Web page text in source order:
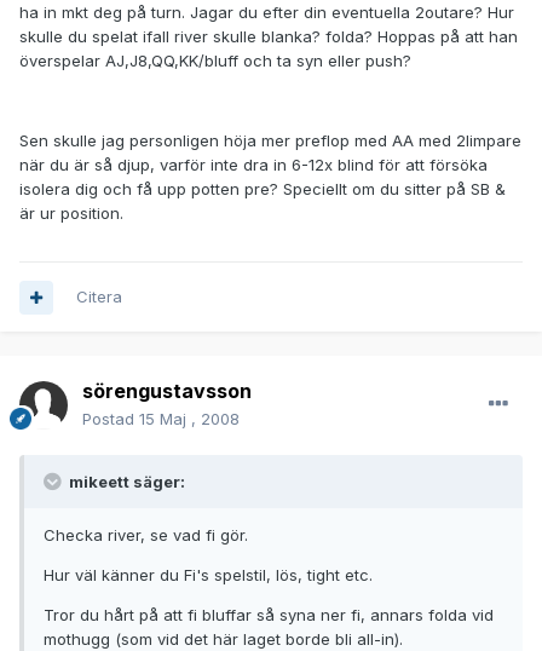
ha in mkt deg på turn. Jagar du efter din eventuella 2outare? Hur
skulle du spelat ifall river skulle blanka? folda? Hoppas på att han
överspelar AJ,J8,QQ,KK/bluff och ta syn eller push?
Sen skulle jag personligen höja mer preflop med AA med 2limpare
när du är så djup, varför inte dra in 6-12x blind för att försöka
isolera dig och få upp potten pre? Speciellt om du sitter på SB &
är ur position.
Citera
sörengustavsson
Postad 15 Maj , 2008
mikeett säger:
Checka river, se vad fi gör.
Hur väl känner du Fi's spelstil, lös, tight etc.
Tror du hårt på att fi bluffar så syna ner fi, annars folda vid
mothugg (som vid det här laget borde bli all-in).